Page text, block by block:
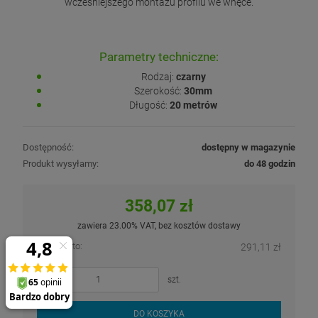
wcześniejszego montażu profilu we wnęce.
Parametry techniczne:
Rodzaj: czarny
Szerokość: 30mm
Długość: 20 metrów
Dostępność:
dostępny w magazynie
Produkt wysyłamy:
do 48 godzin
358,07 zł
zawiera 23.00% VAT, bez kosztów dostawy
Cena netto: 291,11 zł
szt.
DO KOSZYKA